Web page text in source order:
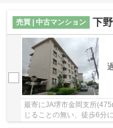
売買 | 中古マンション 下
最寄にJA堺市金岡支所
じることの無い、徒歩6分